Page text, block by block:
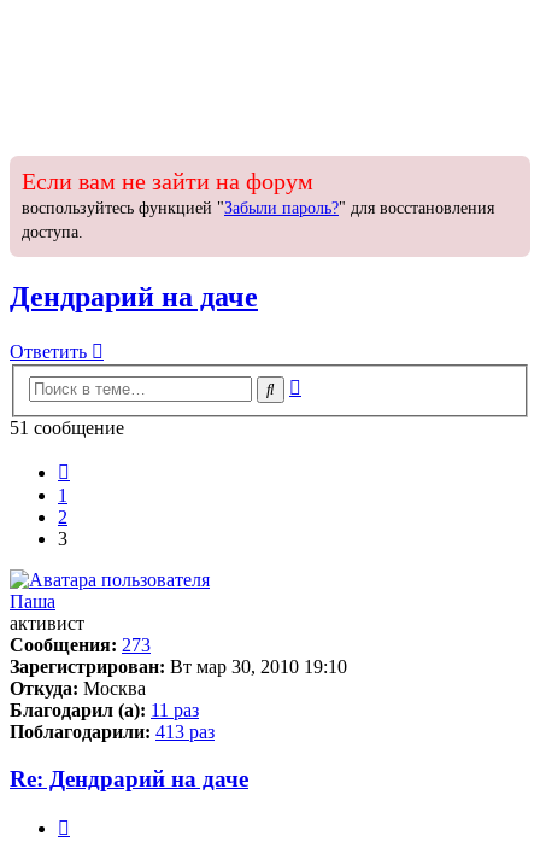
Если вам не зайти на форум
воспользуйтесь функцией "Забыли пароль?" для восстановления
доступа.
Дендрарий на даче
Ответить
Ответить
Поиск
51 сообщение
1
2
3
Паша
активист
Сообщения: 273
Зарегистрирован: Вт мар 30, 2010 19:10
Откуда: Москва
Благодарил (а): 11 раз
Поблагодарили: 413 раз
Re: Дендрарий на даче